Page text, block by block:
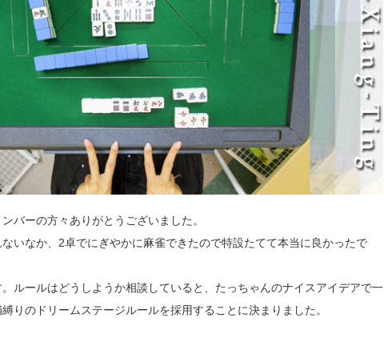
バーの方々ありがとうございました。
いなか、2卓でにぎやかに麻雀できたので特設たてて本当に良かったで
ルールはどうしようか相談していると、たっちゃんのナイスアイデアで一
りのドリームステージルールを採用することに決まりました。